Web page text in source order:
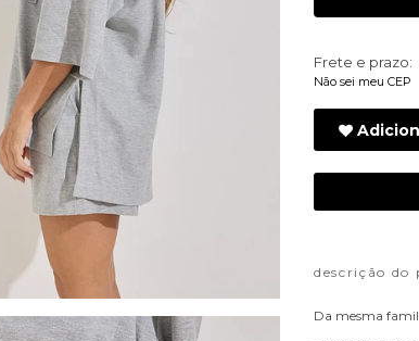
Frete e prazo:
Não sei meu CEP
descrição do
Da mesma